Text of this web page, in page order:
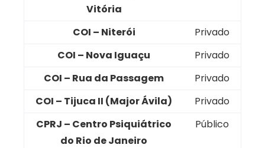
Vitória
COI – Niterói
Privado
COI – Nova Iguaçu
Privado
COI – Rua da Passagem
Privado
COI – Tijuca II (Major Ávila)
Privado
CPRJ – Centro Psiquiátrico
do Rio de Janeiro
Público